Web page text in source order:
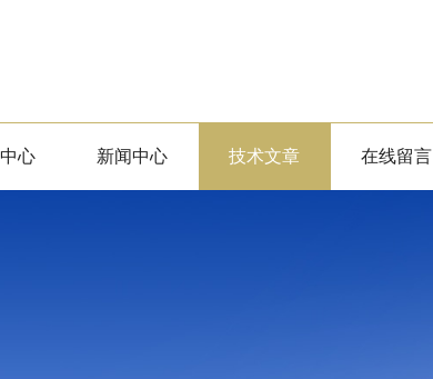
心 新闻中心 技术文章 在线留言